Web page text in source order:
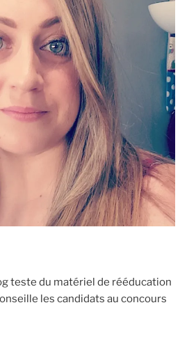
teste du matériel de rééducation
les candidats au concours